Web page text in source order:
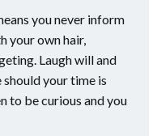
you never inform
your own hair,
Laugh will and
your time is
to be curious and you